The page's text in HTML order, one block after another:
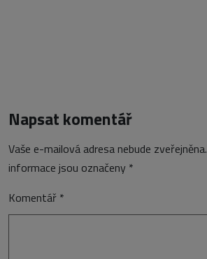
Napsat komentář
Vaše e-mailová adresa nebude zveřejněna.
informace jsou označeny *
Komentář *